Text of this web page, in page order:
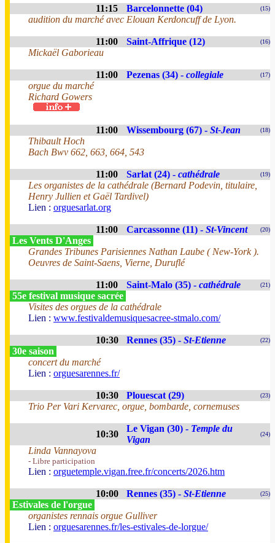
11:15 Barcelonnette (04) (15)
audition du marché avec Elouan Kerdoncuff de Lyon.
11:00 Saint-Affrique (12) (16)
Mickaël Gaborieau
11:00 Pezenas (34) - collegiale (17)
orgue du marché
Richard Gowers
11:00 Wissembourg (67) - St-Jean (18)
Thibault Hoch
Bach Bwv 662, 663, 664, 543
11:00 Sarlat (24) - cathédrale (19)
Les organistes de la cathédrale (Bernard Podevin, titulaire,
Henry Jullien et Gaël Tardivel)
Lien : orguesarlat.org
11:00 Carcassonne (11) - St-Vincent (20)
Les Vents D'Anges
Grandes Tribunes Parisiennes Nathan Laube ( New-York ).
Oeuvres de Saint-Saens, Vierne, Duruflé
11:00 Saint-Malo (35) - cathédrale (21)
55e festival musique sacrée
Visites des orgues de la cathédrale
Lien : www.festivaldemusiquesacree-stmalo.com/
10:30 Rennes (35) - St-Etienne (22)
30e saison
concert du marché
Lien : orguesarennes.fr/
10:30 Plouescat (29) (23)
Trio Per Vari Kervarec, orgue, bombarde, cornemuses
10:30
Le Vigan (30) - Temple du
Vigan
(24)
Linda Vannayova
- Libre participation
Lien : orguetemple.vigan.free.fr/concerts/2026.htm
10:00 Rennes (35) - St-Etienne (25)
Estivales de l'orgue
organistes rennais orgue Gulliver
Lien : orguesarennes.fr/les-estivales-de-lorgue/